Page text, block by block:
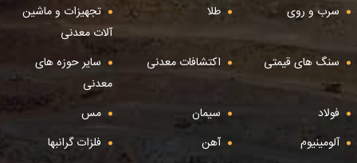
سرب و روی
طلا
تجهیزات و ماشین
آلات معدنی
سنگ های قیمتی
اکتشافات معدنی
سایر حوزه های
معدنی
فولاد
سیمان
مس
آلومینیوم
آهن فلزات گرانبها